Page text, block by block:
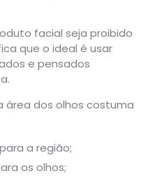
facial seja proibido
que o ideal é usar
e pensados
área dos olhos costuma
a região;
os olhos;